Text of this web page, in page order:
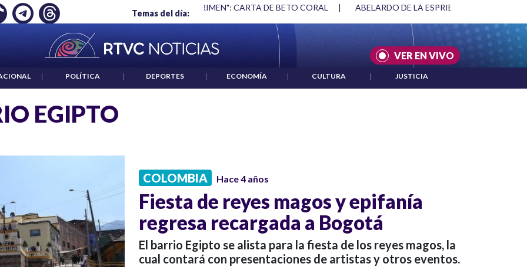
Temas del día:
EMPLEO: JP MORGAN "HABLAR NO ES UN CRIMEN": CARTA DE BETO CORAL | ABELARDO DE LA ESPRIELLA Y DMG
VER EN VIVO
| POLÍTICA | DEPORTES | ECONOMÍA | CULTURA | JUSTICIA
EGIPTO
COLOMBIA Hace 4 años
Fiesta de reyes magos y epifanía
regresa recargada a Bogotá
El barrio Egipto se alista para la fiesta de los reyes magos, la
cual contará con presentaciones de artistas y otros eventos.